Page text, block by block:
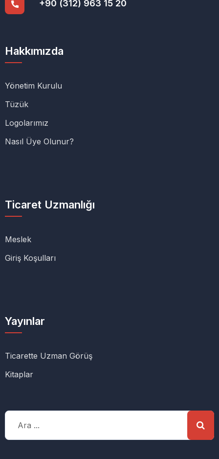
+90 (312) 963 15 20
Hakkımızda
Yönetim Kurulu
Tüzük
Logolarımız
Nasıl Üye Olunur?
Ticaret Uzmanlığı
Meslek
Giriş Koşulları
Yayınlar
Ticarette Uzman Görüş
Kitaplar